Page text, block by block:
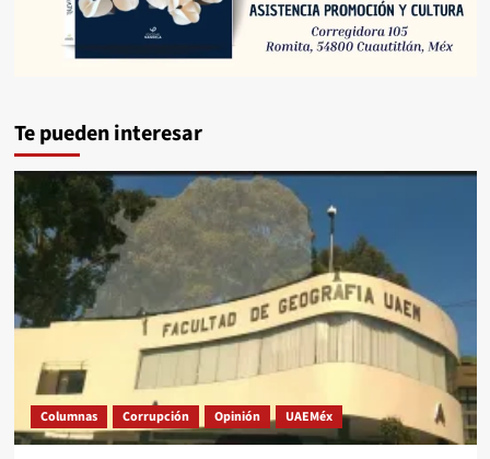
Te pueden interesar
Columnas Corrupción Opinión UAEMéx